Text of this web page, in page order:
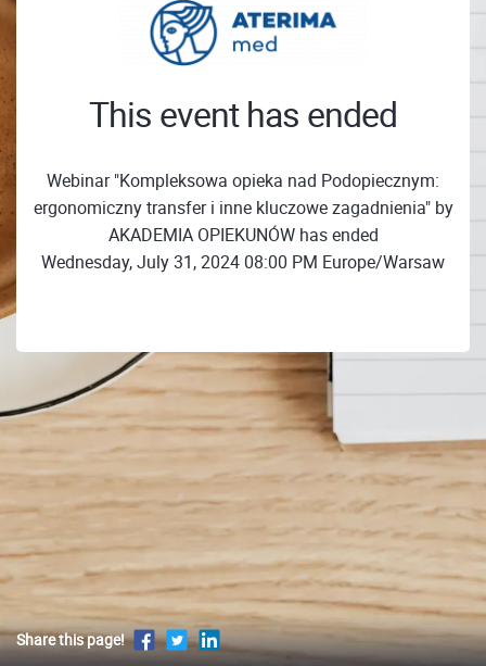
This event has ended
Webinar "Kompleksowa opieka nad Podopiecznym:
ergonomiczny transfer i inne kluczowe zagadnienia" by
AKADEMIA OPIEKUNÓW has ended
Wednesday, July 31, 2024 08:00 PM Europe/Warsaw
Share this page!